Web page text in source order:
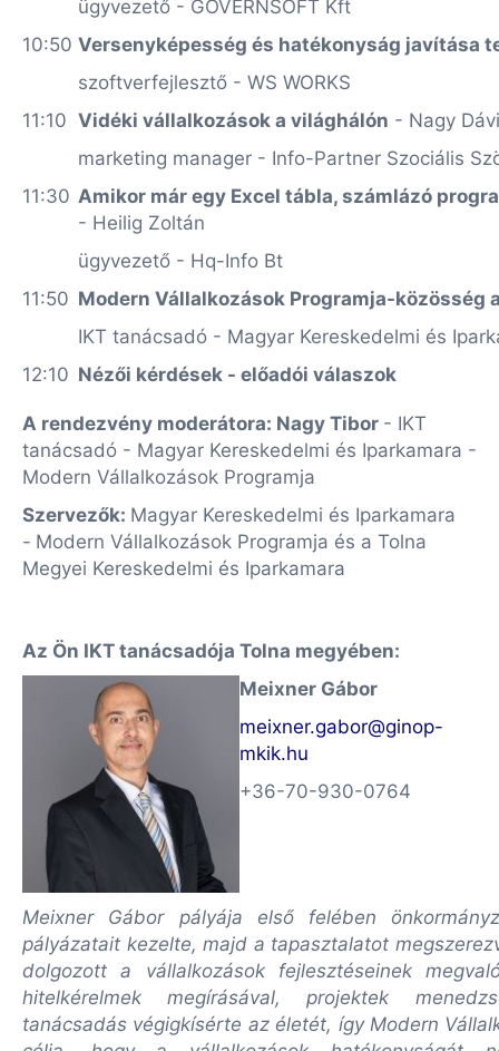
ügyvezető - GOVERNSOFT Kft
10:50 Versenyképesség és hatékonyság javítása
szoftverfejlesztő - WS WORKS
11:10 Vidéki vállalkozások a világhálón - Nagy
marketing manager - Info-Partner Szociális
11:30 Amikor már egy Excel tábla, számlázó
- Heilig Zoltán
ügyvezető - Hq-Info Bt
11:50 Modern Vállalkozások Programja-közösség
IKT tanácsadó - Magyar Kereskedelmi és
12:10 Nézői kérdések - előadói válaszok
A rendezvény moderátora: Nagy Tibor - IKT
tanácsadó - Magyar Kereskedelmi és Iparkamara -
Modern Vállalkozások Programja
Szervezők: Magyar Kereskedelmi és Iparkamara
- Modern Vállalkozások Programja és a Tolna
Megyei Kereskedelmi és Iparkamara
Az Ön IKT tanácsadója Tolna megyében:
Meixner Gábor
meixner.gabor@ginop-
mkik.hu
+36-70-930-0764
Meixner Gábor pályája első felében
pályázatait kezelte, majd a tapasztalatot
dolgozott a vállalkozások fejlesztéseinek
hitelkérelmek megírásával, projektek
tanácsadás végigkísérte az életét, így Modern